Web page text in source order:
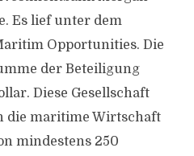
Es lief unter dem
Opportunities. Die
der Beteiligung
Diese Gesellschaft
die maritime Wirtschaft
mindestens 250